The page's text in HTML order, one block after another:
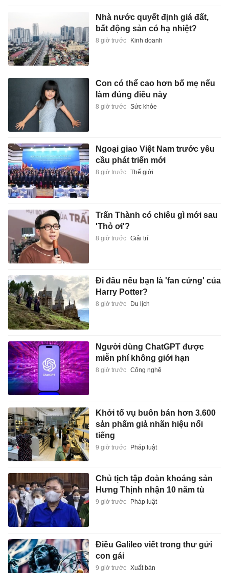
Nhà nước quyết định giá đất,
bất động sản có hạ nhiệt?
8 giờ trước Kinh doanh
Con có thể cao hơn bố mẹ nếu
làm đúng điều này
8 giờ trước Sức khỏe
Ngoại giao Việt Nam trước yêu
cầu phát triển mới
8 giờ trước Thế giới
Trấn Thành có chiêu gì mới sau
'Thỏ ơi'?
8 giờ trước Giải trí
Đi đâu nếu bạn là 'fan cứng' của
Harry Potter?
8 giờ trước Du lịch
Người dùng ChatGPT được
miễn phí không giới hạn
8 giờ trước Công nghệ
Khởi tố vụ buôn bán hơn 3.600
sản phẩm giả nhãn hiệu nổi
tiếng
9 giờ trước Pháp luật
Chủ tịch tập đoàn khoáng sản
Hưng Thịnh nhận 10 năm tù
9 giờ trước Pháp luật
Điều Galileo viết trong thư gửi
con gái
9 giờ trước Xuất bản